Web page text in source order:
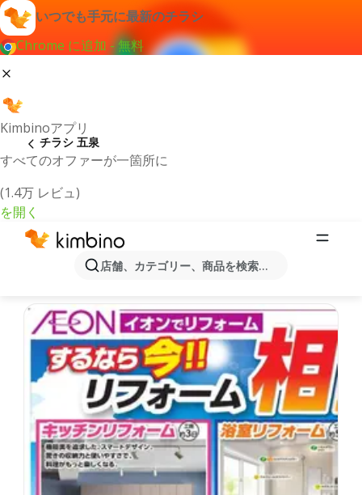
いつでも手元に最新のチラシ
Chrome に追加 - 無料
Kimbinoアプリ
すべてのオファーが一箇所に
(1.4万 レビュ)
を開く
店舗、カテゴリー、商品を検索...
チラシ 五泉
最新のチラシとオファー五泉